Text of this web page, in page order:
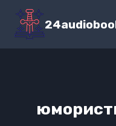
Перейти
содержимому